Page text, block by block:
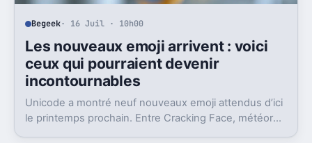
Begeek· 16 Juil · 10h00
Les nouveaux emoji arrivent : voici
ceux qui pourraient devenir
incontournables
Unicode a montré neuf nouveaux emoji attendus d’ici
le printemps prochain. Entre Cracking Face, météore